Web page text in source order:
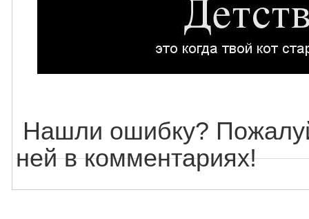
Нашли ошибку?
ней в комментариях!